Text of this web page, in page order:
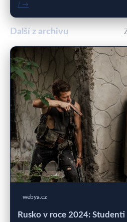
/ →
Další z archivu
webya.cz
Rusko v roce 2024: